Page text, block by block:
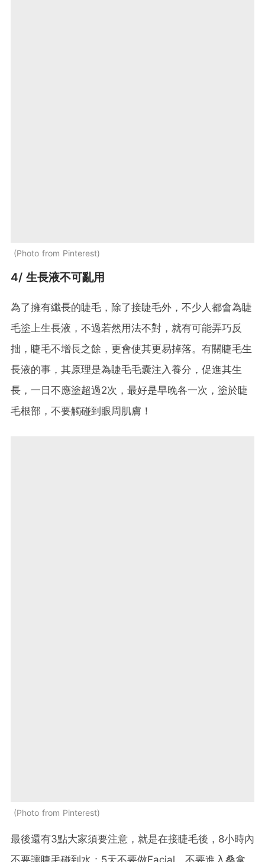
Photo from Pinterest
4/ 生長液不可亂用
為了擁有纖長的睫毛，除了接睫毛外，不少人都會為睫
毛塗上生長液，不過若然用法不對，就有可能弄巧反
拙，睫毛不增長之餘，更會使其更易掉落。有關睫毛生
長液的事，其原理是為睫毛毛囊注入養分，促進其生
長，一日不應塗超過2次，最好是早晚各一次，塗於睫
毛根部，不要觸碰到眼周肌膚！
Photo from Pinterest
最後還有3點大家須要注意，就是在接睫毛後，8小時內